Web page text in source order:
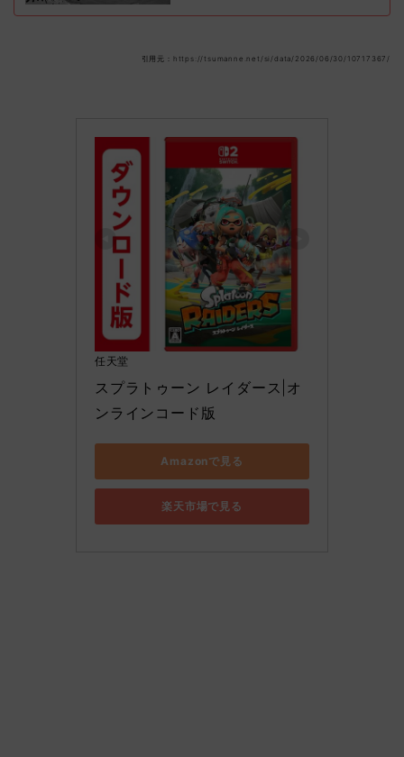
引用元：https://tsumanne.net/si/data/2026/06/30/10717367/
任天堂
スプラトゥーン レイダース|オ
ンラインコード版
Amazonで見る
楽天市場で見る